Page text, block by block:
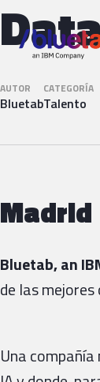
AUTOR
Bluetab
CATEGORÍA
Talento
Madrid
Bluetab, an
de las
Una